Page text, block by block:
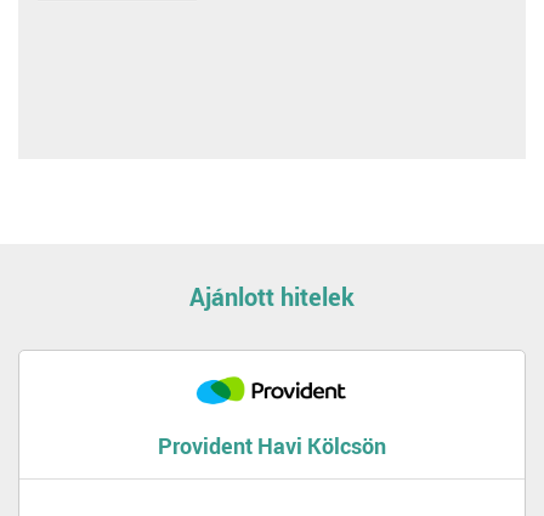
Ajánlott hitelek
Provident Havi Kölcsön